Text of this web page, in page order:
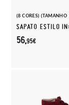
(8 CORES) (TAMANHO
SAPATO ESTILO
56,95€